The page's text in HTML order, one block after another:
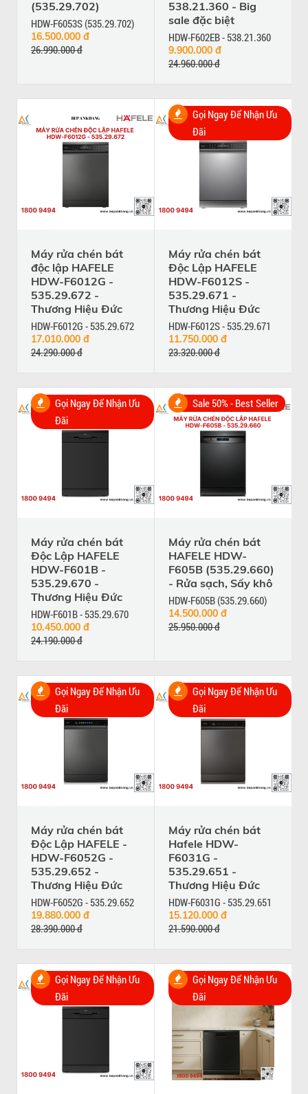
(535.29.702)
HDW-F6053S (535.29.702)
16.500.000 đ
26.990.000 đ
538.21.360 - Big
sale đặc biệt
HDW-F602EB - 538.21.360
9.900.000 đ
24.960.000 đ
Máy rửa chén bát
độc lập HAFELE
HDW-F6012G -
535.29.672 -
Thương Hiệu Đức
HDW-F6012G - 535.29.672
17.010.000 đ
24.290.000 đ
Gọi Ngay Để Nhận Ưu
Đãi
Máy rửa chén bát
Độc Lập HAFELE
HDW-F6012S -
535.29.671 -
Thương Hiệu Đức
HDW-F6012S - 535.29.671
11.750.000 đ
23.320.000 đ
Gọi Ngay Để Nhận Ưu
Đãi
Máy rửa chén bát
Độc Lập HAFELE
HDW-F601B -
535.29.670 -
Thương Hiệu Đức
HDW-F601B - 535.29.670
10.450.000 đ
24.190.000 đ
Sale 50% - Best Seller
Máy rửa chén bát
HAFELE HDW-
F605B (535.29.660)
- Rửa sạch, Sấy khô
HDW-F605B (535.29.660)
14.500.000 đ
25.950.000 đ
Gọi Ngay Để Nhận Ưu
Đãi
Máy rửa chén bát
Độc Lập HAFELE -
HDW-F6052G -
535.29.652 -
Thương Hiệu Đức
HDW-F6052G - 535.29.652
19.880.000 đ
28.390.000 đ
Gọi Ngay Để Nhận Ưu
Đãi
Máy rửa chén bát
Hafele HDW-
F6031G -
535.29.651 -
Thương Hiệu Đức
HDW-F6031G - 535.29.651
15.120.000 đ
21.590.000 đ
Gọi Ngay Để Nhận Ưu
Đãi
Gọi Ngay Để Nhận Ưu
Đãi